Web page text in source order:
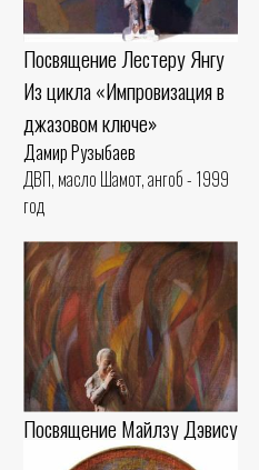
Посвящение Лестеру Янгу
Из цикла «Импровизация в
джазовом ключе»
Дамир Рузыбаев
ДВП, масло Шамот, ангоб - 1999
год
Посвящение Майлзу Дэвису
Из цикла «Импровизация в